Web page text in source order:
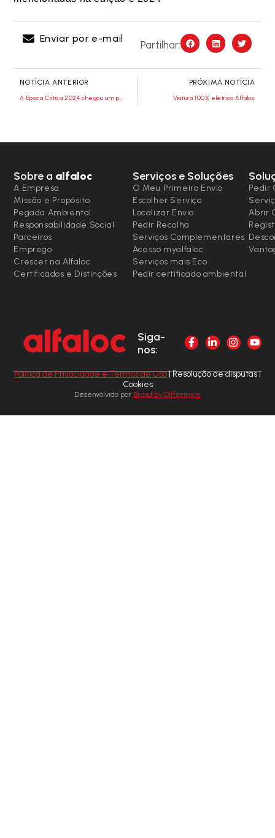
Enviar por e-mail
Partilhar:
NOTÍCIA ANTERIOR
A Época Crítica 2024 chegou um pouco mais cedo
PRÓXIMA NOTÍCIA
Viatura 100% elétrica Alfaloc
Sobre a alfaloc
A Empresa
Missão e Propósito
Pegada Ambiental
Responsabilidade Social
Parceiros
Emprego
Crescer na Alfaloc
Certificados e Distinções
Serviços e Soluções
O Meu Primeiro Envio
Escolher Serviço
Localizar Envio
Pedir Recolha
Serviços Complementares
Acesso myalfaloc
Serviços mais Eco
Pedir certificado ambiental
Pedir
Abrir
Siga-
nos:
Política de Privacidade e Termos de Uso| Resolução de disputas |
Cookies
Desenvolvido por Brand by Difference